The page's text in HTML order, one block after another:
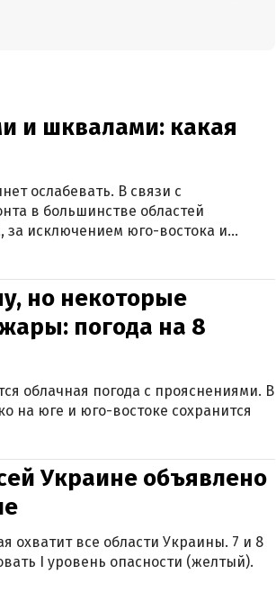
и шквалами: какая
ослабевать. В связи с
в большинстве областей
за исключением юго-востока и
но некоторые
погода на 8
облачная погода с прояснениями. В
на юге и юго-востоке сохранится
Украине объявлено
охватит все области Украины. 7 и 8
I уровень опасности (желтый).